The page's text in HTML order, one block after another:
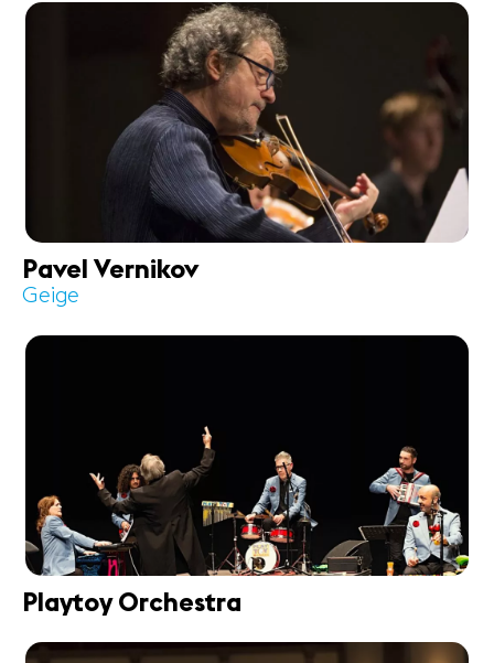
Pavel Vernikov
Geige
Playtoy Orchestra